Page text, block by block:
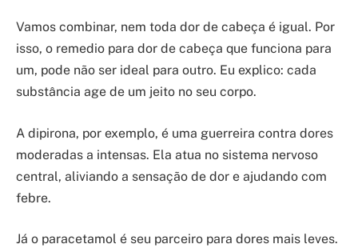
Vamos combinar, nem toda dor de cabeça é igual. Por
isso, o remedio para dor de cabeça que funciona para
um, pode não ser ideal para outro. Eu explico: cada
substância age de um jeito no seu corpo.
A dipirona, por exemplo, é uma guerreira contra dores
moderadas a intensas. Ela atua no sistema nervoso
central, aliviando a sensação de dor e ajudando com
febre.
Já o paracetamol é seu parceiro para dores mais leves.